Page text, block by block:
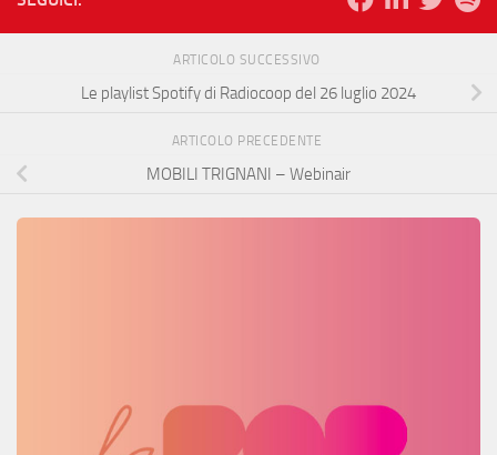
ARTICOLO SUCCESSIVO
Le playlist Spotify di Radiocoop del 26 luglio 2024
ARTICOLO PRECEDENTE
MOBILI TRIGNANI – Webinair